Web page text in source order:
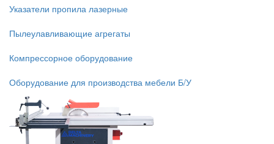
Указатели пропила лазерные
Пылеулавливающие агрегаты
Компрессорное оборудование
Оборудование для производства мебели Б/У